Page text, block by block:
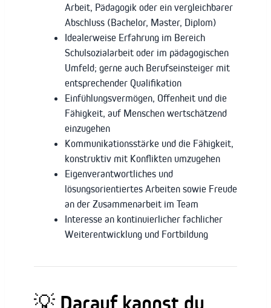
Arbeit, Pädagogik oder ein vergleichbarer
Abschluss (Bachelor, Master, Diplom)
Idealerweise Erfahrung im Bereich
Schulsozialarbeit oder im pädagogischen
Umfeld; gerne auch Berufseinsteiger mit
entsprechender Qualifikation
Einfühlungsvermögen, Offenheit und die
Fähigkeit, auf Menschen wertschätzend
einzugehen
Kommunikationsstärke und die Fähigkeit,
konstruktiv mit Konflikten umzugehen
Eigenverantwortliches und
lösungsorientiertes Arbeiten sowie Freude
an der Zusammenarbeit im Team
Interesse an kontinuierlicher fachlicher
Weiterentwicklung und Fortbildung